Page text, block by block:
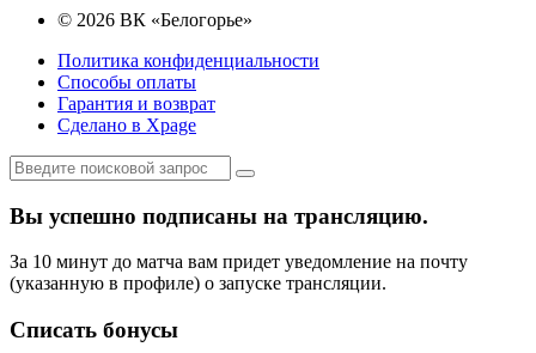
© 2026 ВК «Белогорье»
Политика конфиденциальности
Способы оплаты
Гарантия и возврат
Сделано в Xpage
Вы успешно подписаны на трансляцию.
За 10 минут до матча вам придет уведомление на почту
(указанную в профиле) о запуске трансляции.
Списать бонусы